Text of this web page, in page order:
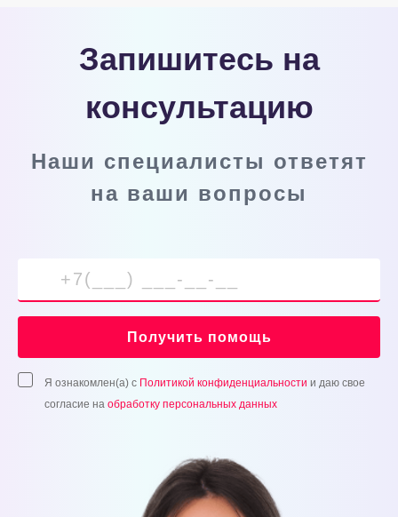
Запишитесь на
консультацию
Наши специалисты ответят
на ваши вопросы
Получить помощь
Я ознакомлен(а) с Политикой конфиденциальности и даю свое
согласие на обработку персональных данных